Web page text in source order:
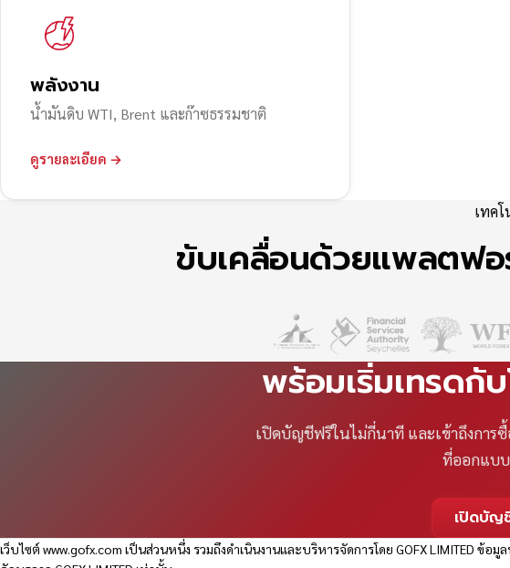
พลังงาน
น้ำมันดิบ WTI, Brent และก๊าซธรรมชาติ
ดูรายละเอียด →
เทค
ขับเคลื่อนด้วยแพลตฟอ
พร้อมเริ่มเทรดกั
เปิดบัญชีฟรีในไม่กี่นาที และเข้าถึงการ
ที่ออกแบ
เปิดบัญ
เว็บไซต์www.gofx.com เป็นส่วนหนึ่ง รวมถึงดำเนินงานและบริหารจัดการโดย GOFX LIMITED